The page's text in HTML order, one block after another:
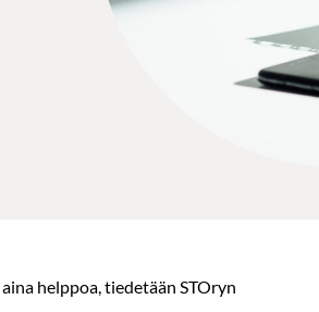
helppoa, tiedetään STOryn